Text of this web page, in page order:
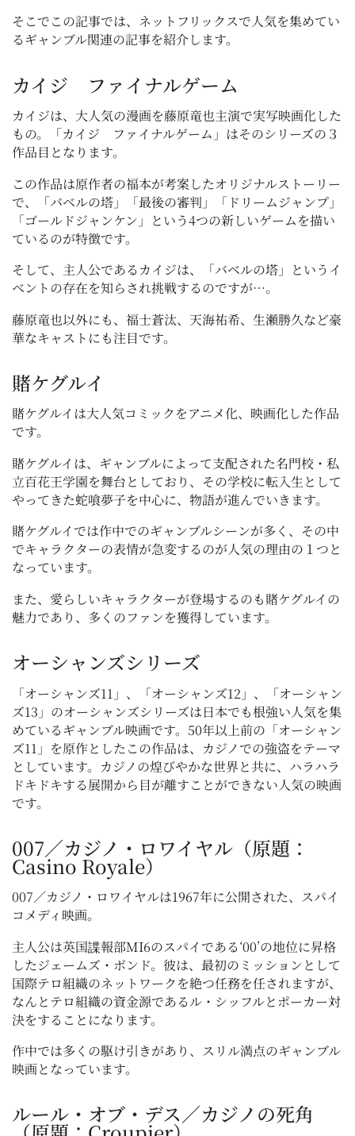
そこでこの記事では、ネットフリックスで人気を集めてい
るギャンブル関連の記事を紹介します。
カイジ ファイナルゲーム
カイジは、大人気の漫画を藤原竜也主演で実写映画化した
もの。「カイジ ファイナルゲーム」はそのシリーズの３
作品目となります。
この作品は原作者の福本が考案したオリジナルストーリー
で、「バベルの塔」「最後の審判」「ドリームジャンプ」
「ゴールドジャンケン」という4つの新しいゲームを描い
ているのが特徴です。
そして、主人公であるカイジは、「バベルの塔」というイ
ベントの存在を知らされ挑戦するのですが…。
藤原竜也以外にも、福士蒼汰、天海祐希、生瀬勝久など豪
華なキャストにも注目です。
賭ケグルイ
賭ケグルイは大人気コミックをアニメ化、映画化した作品
です。
賭ケグルイは、ギャンブルによって支配された名門校・私
立百花王学園を舞台としており、その学校に転入生として
やってきた蛇喰夢子を中心に、物語が進んでいきます。
賭ケグルイでは作中でのギャンブルシーンが多く、その中
でキャラクターの表情が急変するのが人気の理由の１つと
なっています。
また、愛らしいキャラクターが登場するのも賭ケグルイの
魅力であり、多くのファンを獲得しています。
オーシャンズシリーズ
「オーシャンズ11」、「オーシャンズ12」、「オーシャン
ズ13」のオーシャンズシリーズは日本でも根強い人気を集
めているギャンブル映画です。50年以上前の「オーシャン
ズ11」を原作としたこの作品は、カジノでの強盗をテーマ
としています。カジノの煌びやかな世界と共に、ハラハラ
ドキドキする展開から目が離すことができない人気の映画
です。
007／カジノ・ロワイヤル（原題：
Casino Royale）
007／カジノ・ロワイヤルは1967年に公開された、スパイ
コメディ映画。
主人公は英国諜報部MI6のスパイである‘00’の地位に昇格
したジェームズ・ボンド。彼は、最初のミッションとして
国際テロ組織のネットワークを絶つ任務を任されますが、
なんとテロ組織の資金源であるル・シッフルとポーカー対
決をすることになります。
作中では多くの駆け引きがあり、スリル満点のギャンブル
映画となっています。
ルール・オブ・デス／カジノの死角